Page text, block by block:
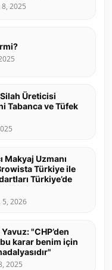
8, 2025
Üreticisi
Tabanca ve Tüfek
Makyaj Uzmanı
Türkiye ile
Türkiye’de
5, 2026
"CHP’den
karar benim için
2025